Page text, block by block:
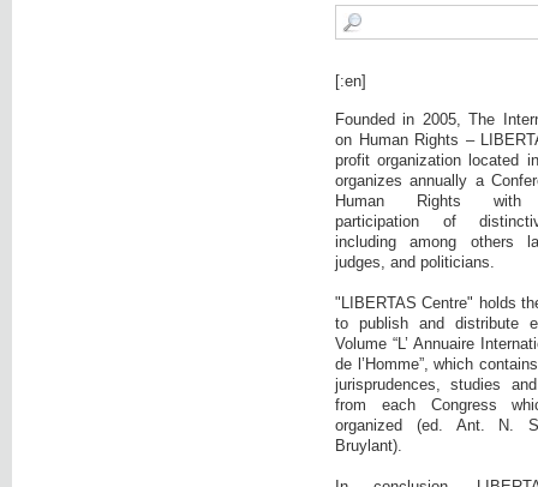
[:en]
Founded in 2005, The
on Human Rights –
profit organization located
organizes annually a
Human Rights with
participation of
including among others
judges, and politicians.
"LIBERTAS Centre" holds
to publish and distribute
Volume “L’ Annuaire
de l’Homme”, which
jurisprudences, studies
from each Congress
organized (ed. Ant. N.
Bruylant).